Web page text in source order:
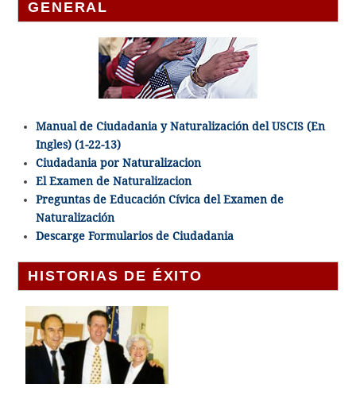
GENERAL
Manual de Ciudadania y Naturalización del USCIS (En
Ingles) (1-22-13)
Ciudadania por Naturalizacion
El Examen de Naturalizacion
Preguntas de Educación Cívica del Examen de
Naturalización
Descarge Formularios de Ciudadania
HISTORIAS DE ÉXITO